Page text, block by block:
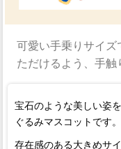
可愛い手乗りサイズ
ただけるよう、手触
宝石のような美しい姿
ぐるみマスコットです
存在感のある大きめサ